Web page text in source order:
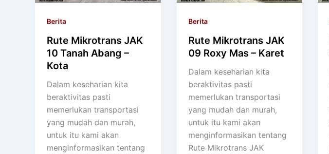
Berita
Rute Mikrotrans JAK
10 Tanah Abang –
Kota
Dalam keseharian kita
beraktivitas pasti
memerlukan transportasi
yang mudah dan murah,
untuk itu kami akan
menginformasikan tentang
Berita
Rute Mikrotrans JAK
09 Roxy Mas – Karet
Dalam keseharian kita
beraktivitas pasti
memerlukan transportasi
yang mudah dan murah,
untuk itu kami akan
menginformasikan tentang
Rute Mikrotrans JAK